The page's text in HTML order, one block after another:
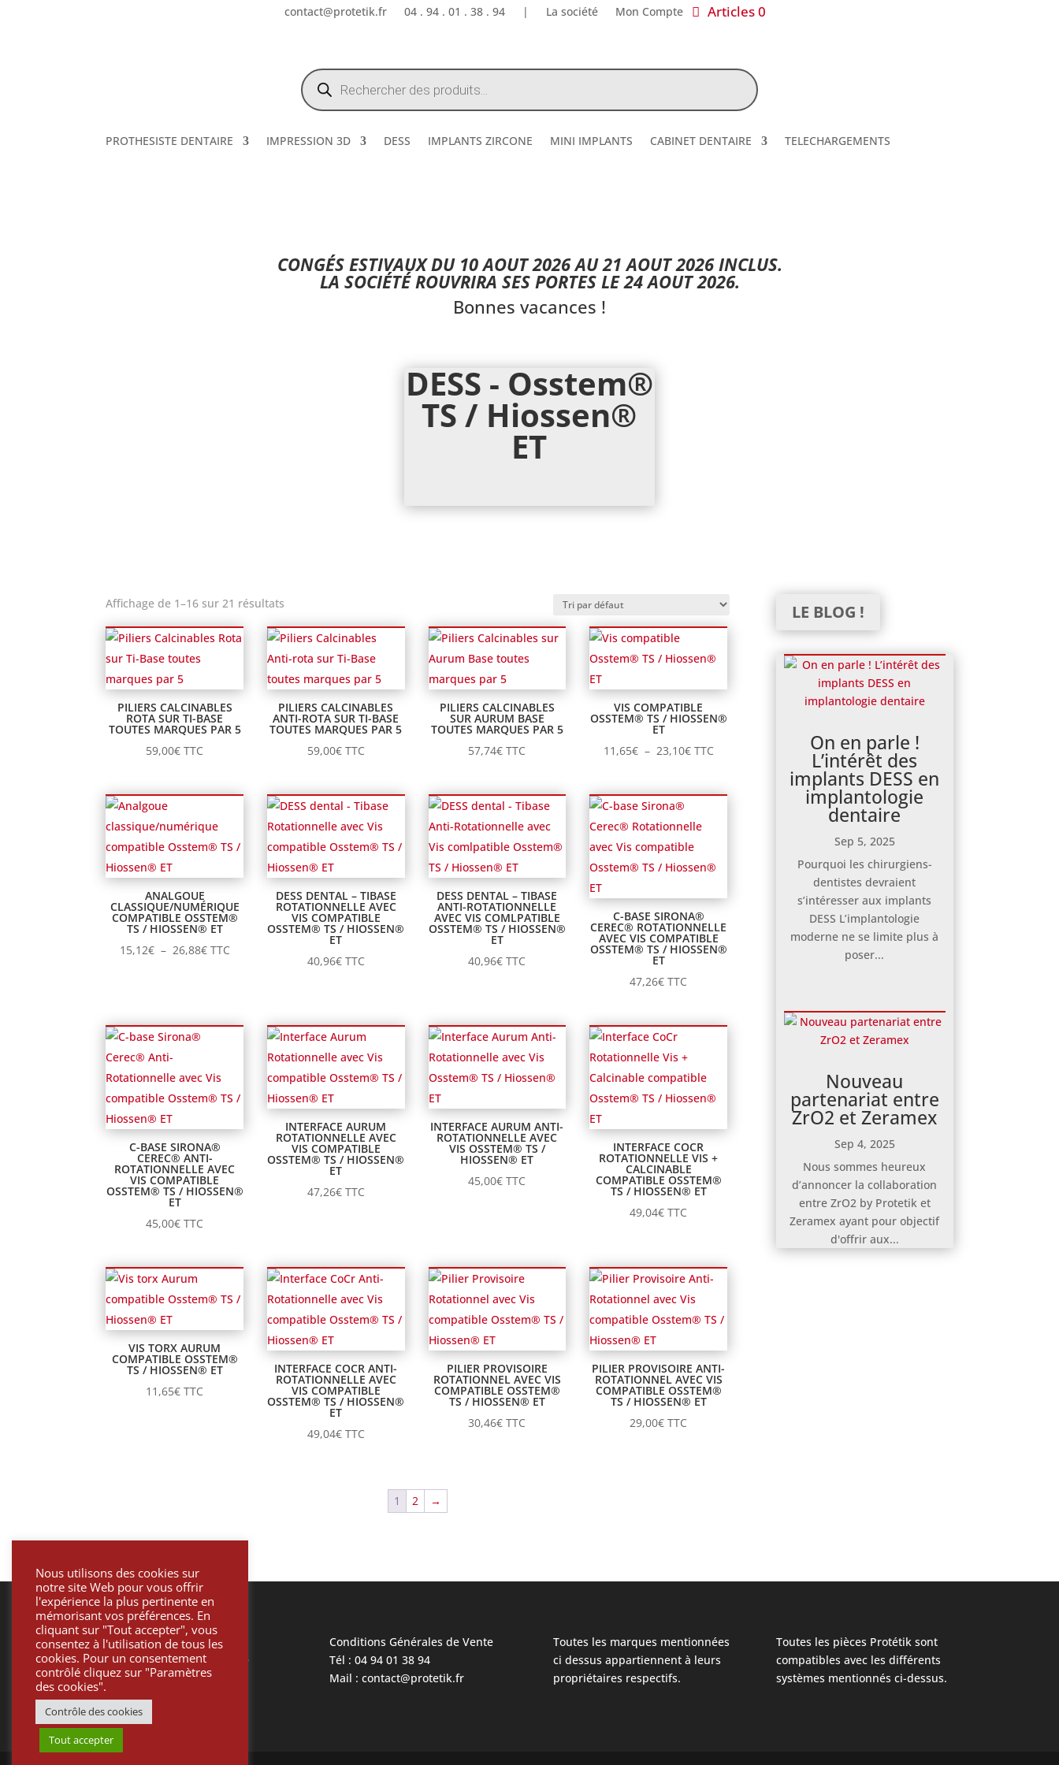
contact@protetik.fr 04 . 94 . 01 . 38 . 94 | La société Mon Compte Articles 0
Recherche
de
produits
PROTHESISTE DENTAIRE IMPRESSION 3D DESS IMPLANTS ZIRCONE MINI IMPLANTS CABINET DENTAIRE TELECHARGEMENTS
CONGÉS ESTIVAUX DU 10 AOUT 2026 AU 21 AOUT 2026 INCLUS.
LA SOCIÉTÉ ROUVRIRA SES PORTES LE 24 AOUT 2026.
Bonnes vacances !
DESS - Osstem®
TS / Hiossen®
ET
Affichage de 1–16 sur 21 résultats
PILIERS CALCINABLES
ROTA SUR TI-BASE
TOUTES MARQUES PAR 5
59,00€ TTC
PILIERS CALCINABLES
ANTI-ROTA SUR TI-BASE
TOUTES MARQUES PAR 5
59,00€ TTC
PILIERS CALCINABLES
SUR AURUM BASE
TOUTES MARQUES PAR 5
57,74€ TTC
VIS COMPATIBLE
OSSTEM® TS / HIOSSEN®
ET
11,65€ – 23,10€Plage
prix :
à
23,10€
TTC
ANALGOUE
CLASSIQUE/NUMÉRIQUE
COMPATIBLE OSSTEM®
TS / HIOSSEN® ET
15,12€ – 26,88€Plage
à
TTC
DESS DENTAL – TIBASE
ROTATIONNELLE AVEC
VIS COMPATIBLE
OSSTEM® TS / HIOSSEN®
ET
40,96€ TTC
DESS DENTAL – TIBASE
ANTI-ROTATIONNELLE
AVEC VIS COMLPATIBLE
OSSTEM® TS / HIOSSEN®
ET
40,96€ TTC
C-BASE SIRONA®
CEREC® ROTATIONNELLE
AVEC VIS COMPATIBLE
OSSTEM® TS / HIOSSEN®
ET
47,26€ TTC
C-BASE SIRONA®
CEREC® ANTI-
ROTATIONNELLE AVEC
VIS COMPATIBLE
OSSTEM® TS / HIOSSEN®
ET
45,00€ TTC
INTERFACE AURUM
ROTATIONNELLE AVEC
VIS COMPATIBLE
OSSTEM® TS / HIOSSEN®
ET
47,26€ TTC
INTERFACE AURUM ANTI-
ROTATIONNELLE AVEC
VIS OSSTEM® TS /
HIOSSEN® ET
45,00€ TTC
INTERFACE COCR
ROTATIONNELLE VIS +
CALCINABLE
COMPATIBLE OSSTEM®
TS / HIOSSEN® ET
49,04€ TTC
VIS TORX AURUM
COMPATIBLE OSSTEM®
TS / HIOSSEN® ET
11,65€ TTC
INTERFACE COCR ANTI-
ROTATIONNELLE AVEC
VIS COMPATIBLE
OSSTEM® TS / HIOSSEN®
ET
49,04€ TTC
PILIER PROVISOIRE
ROTATIONNEL AVEC VIS
COMPATIBLE OSSTEM®
TS / HIOSSEN® ET
30,46€ TTC
PILIER PROVISOIRE ANTI-
ROTATIONNEL AVEC VIS
COMPATIBLE OSSTEM®
TS / HIOSSEN® ET
29,00€ TTC
1 2 →
LE BLOG !
On en parle !
L’intérêt des
implants DESS en
implantologie
dentaire
Sep 5, 2025
Pourquoi les chirurgiens-
dentistes devraient
s’intéresser aux implants
DESS L’implantologie
moderne ne se limite plus à
poser...
Nouveau
partenariat entre
ZrO2 et Zeramex
Sep 4, 2025
Nous sommes heureux
d’annoncer la collaboration
entre ZrO2 by Protetik et
Zeramex ayant pour objectif
d'offrir aux...
Mentions légales
Politique de confidentialité
Informatique et liberté
Paiement sécurisé
Conditions Générales de Vente
Tél : 04 94 01 38 94
Mail : contact@protetik.fr
Toutes les marques mentionnées
ci dessus appartiennent à leurs
propriétaires respectifs.
Toutes les pièces Protétik sont
compatibles avec les différents
systèmes mentionnés ci-dessus.
Nous utilisons des cookies sur
notre site Web pour vous offrir
l'expérience la plus pertinente en
mémorisant vos préférences. En
cliquant sur "Tout accepter", vous
consentez à l'utilisation de tous les
cookies. Pour un consentement
contrôlé cliquez sur "Paramètres
des cookies".
Contrôle des cookies
Tout accepter